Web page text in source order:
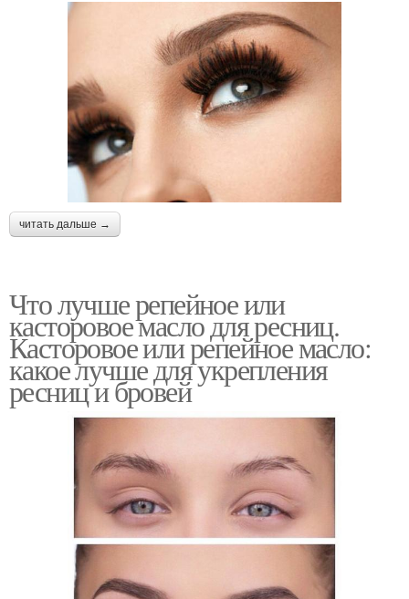
читать дальше →
Что лучше репейное или
касторовое масло для ресниц.
Касторовое или репейное масло:
какое лучше для укрепления
ресниц и бровей